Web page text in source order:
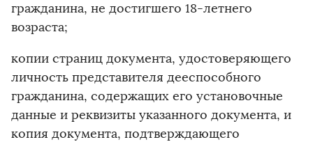
гражданина, не достигшего 18-летнего
возраста;
копии страниц документа, удостоверяющего
личность представителя дееспособного
гражданина, содержащих его установочные
данные и реквизиты указанного документа, и
копия документа, подтверждающего